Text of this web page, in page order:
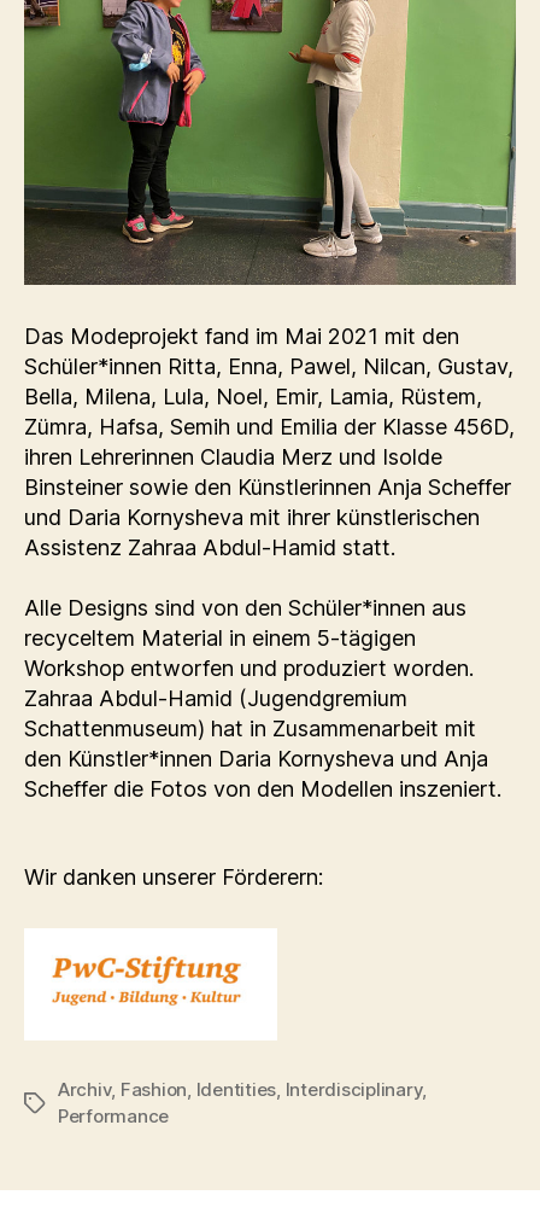
Das Modeprojekt fand im Mai 2021 mit den
Schüler*innen Ritta, Enna, Pawel, Nilcan, Gustav,
Bella, Milena, Lula, Noel, Emir, Lamia, Rüstem,
Zümra, Hafsa, Semih und Emilia der Klasse 456D,
ihren Lehrerinnen Claudia Merz und Isolde
Binsteiner sowie den Künstlerinnen Anja Scheffer
und Daria Kornysheva mit ihrer künstlerischen
Assistenz Zahraa Abdul-Hamid statt.
Alle Designs sind von den Schüler*innen aus
recyceltem Material in einem 5-tägigen
Workshop entworfen und produziert worden.
Zahraa Abdul-Hamid (Jugendgremium
Schattenmuseum) hat in Zusammenarbeit mit
den Künstler*innen Daria Kornysheva und Anja
Scheffer die Fotos von den Modellen inszeniert.
Wir danken unserer Förderern:
Schlagwörter
Archiv, Fashion, Identities, Interdisciplinary,
Performance